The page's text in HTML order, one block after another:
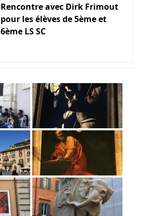
Rencontre avec Dirk Frimout
pour les élèves de 5ème et
6ème LS SC